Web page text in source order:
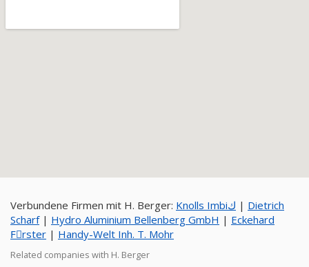
Verbundene Firmen mit H. Berger: Knolls Imbiك | Dietrich
Scharf| Hydro Aluminium Bellenberg GmbH | Eckehard
Fِrster | Handy-Welt Inh. T. Mohr
Related companies with H. Berger